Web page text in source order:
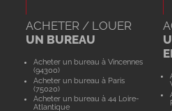
ACHETER / LOUER
UN BUREAU
Acheter un bureau à Vincennes
(94300)
Acheter un bureau à Paris
(75020)
Acheter un bureau à 44 Loire-
Atlantique